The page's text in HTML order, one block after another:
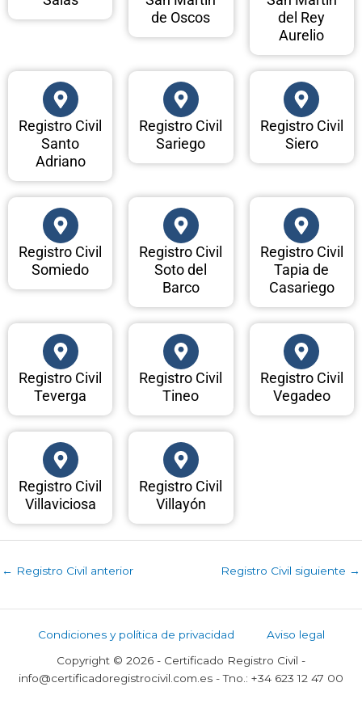
de Oscos
del Rey
Aurelio
Registro Civil
Santo
Adriano
Registro Civil
Sariego
Registro Civil
Siero
Registro Civil
Somiedo
Registro Civil
Soto del
Barco
Registro Civil
Tapia de
Casariego
Registro Civil
Teverga
Registro Civil
Tineo
Registro Civil
Vegadeo
Registro Civil
Villaviciosa
Registro Civil
Villayón
← Registro Civil anterior Registro Civil siguiente →
Condiciones y política de privacidad
Aviso legal
Copyright © 2026 - Certificado Registro Civil -
info@certificadoregistrocivil.com.es - Tno.: +34 623 12 47 00